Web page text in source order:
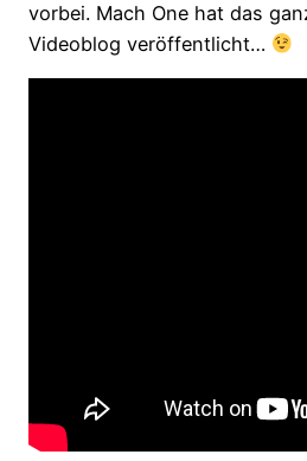
vorbei. Mach One hat das
Videoblog veröffentlicht…